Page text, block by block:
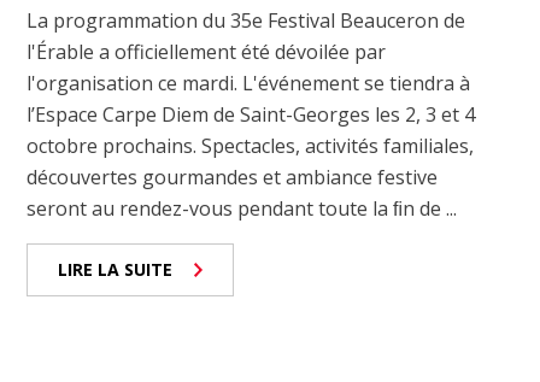
La programmation du 35e Festival Beauceron de
l'Érable a officiellement été dévoilée par
l'organisation ce mardi. L'événement se tiendra à
l’Espace Carpe Diem de Saint-Georges les 2, 3 et 4
octobre prochains. Spectacles, activités familiales,
découvertes gourmandes et ambiance festive
seront au rendez-vous pendant toute la ﬁn de ...
LIRE LA SUITE